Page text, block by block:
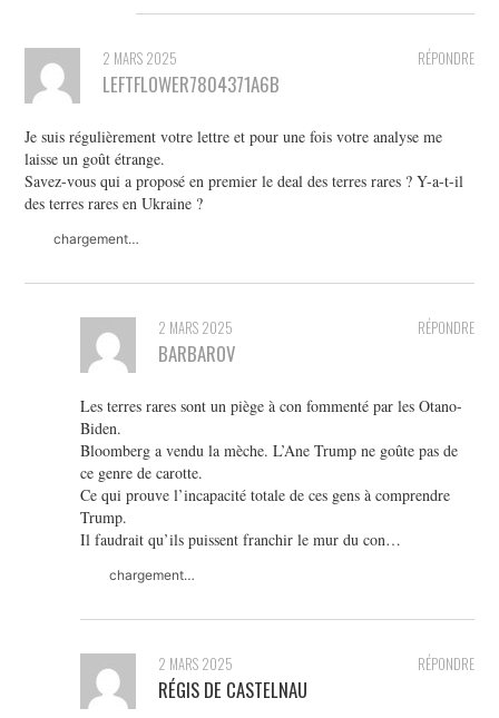
RÉPONDRE
2 MARS 2025
LEFTFLOWER7804371A6B
Je suis régulièrement votre lettre et pour une fois votre analyse me
laisse un goût étrange.
Savez-vous qui a proposé en premier le deal des terres rares ? Y-a-t-il
des terres rares en Ukraine ?
chargement…
RÉPONDRE
2 MARS 2025
BARBAROV
Les terres rares sont un piège à con fommenté par les Otano-
Biden.
Bloomberg a vendu la mèche. L’Ane Trump ne goûte pas de
ce genre de carotte.
Ce qui prouve l’incapacité totale de ces gens à comprendre
Trump.
Il faudrait qu’ils puissent franchir le mur du con…
chargement…
RÉPONDRE
2 MARS 2025
RÉGIS DE CASTELNAU